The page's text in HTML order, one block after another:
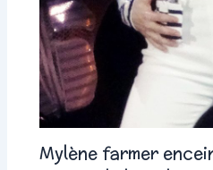
Mylène farmer